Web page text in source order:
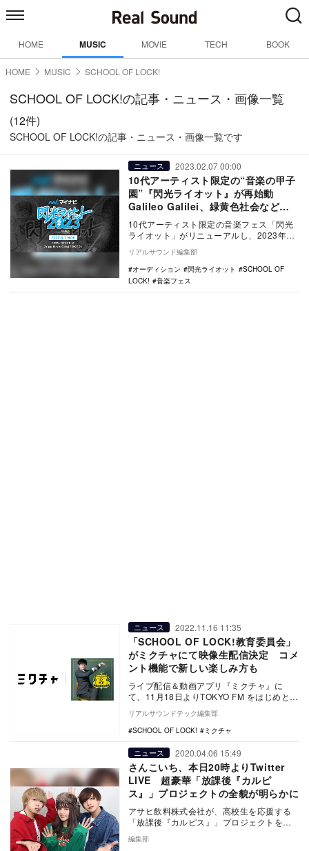
HOME MUSIC MOVIE TECH BOOK
HOME MUSIC SCHOOL OF LOCK!
SCHOOL OF LOCK!の記事・ニュース・画像一覧
(12件)
SCHOOL OF LOCK!の記事・ニュース・画像一覧です
ニュース 2023.02.07 00:00
10代アーティスト限定の“音楽の甲子
園”『閃光ライオット』が再始動
Galileo Galilei、緑黄色社会などの
アーティスト輩出
10代アーティスト限定の音楽フェス「閃光
ライオット」がリニューアルし、2023年に
開催される。 同イベントは…
リアルサウンド編集部
オーディション
閃光ライオット
SCHOOL OF
LOCK!
音楽フェス
ニュース 2022.11.16 11:35
「SCHOOL OF LOCK!教育委員会」
がミクチャにて映像生配信決定 コメ
ント機能で新しい楽しみ方も
ライブ配信＆動画アプリ『ミクチャ』に
て、11月18日よりTOKYO FM をはじめとす
るJFN38局ネットにて放送中のラジオ番
組…
リアルサウンドテック編集部
SCHOOL OF LOCK!
ミクチャ
ニュース 2020.04.06 15:49
さんこいち、本日20時よりTwitter
LIVE 超豪華「放課後『カルピ
ス』」プロジェクトの全貌が明らかに
アサヒ飲料株式会社が、高校生を応援する
「放課後『カルピス』」プロジェクトをス
タートする。 同プロジェクト実施に先駆
け、4月6…
編集部